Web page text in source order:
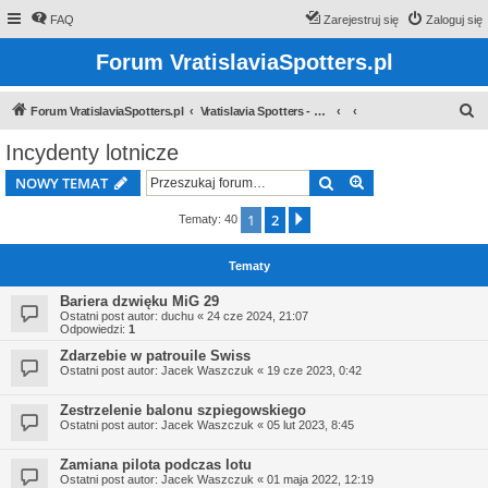
FAQ Zaloguj się
Zarejestruj się
Forum VratislaviaSpotters.pl
Forum VratislaviaSpotters.pl Vratislavia Spotters - Wroclawska grupa spotterska
Incydenty lotnicze
NOWY TEMAT Szukaj
Tematy: 40 1 2
Tematy
Bariera dzwięku MiG 29
Ostatni post autor: duchu « 24 cze 2024, 21:07
Odpowiedzi: 1
Zdarzebie w patrouile Swiss
Ostatni post autor: Jacek Waszczuk « 19 cze 2023, 0:42
Zestrzelenie balonu szpiegowskiego
Ostatni post autor: Jacek Waszczuk « 05 lut 2023, 8:45
Zamiana pilota podczas lotu
Ostatni post autor: Jacek Waszczuk « 01 maja 2022, 12:19